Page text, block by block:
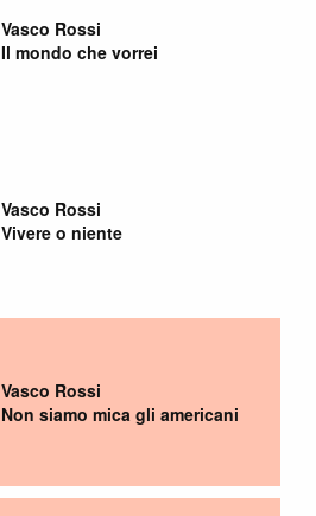
Vasco Rossi
Il mondo che vorrei
Vasco Rossi
Vivere o niente
Vasco Rossi
Non siamo mica gli americani